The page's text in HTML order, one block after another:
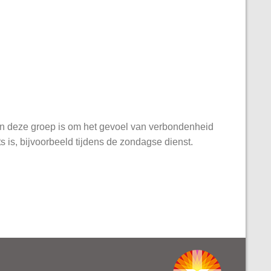
deze groep is om het gevoel van verbondenheid
is, bijvoorbeeld tijdens de zondagse dienst.